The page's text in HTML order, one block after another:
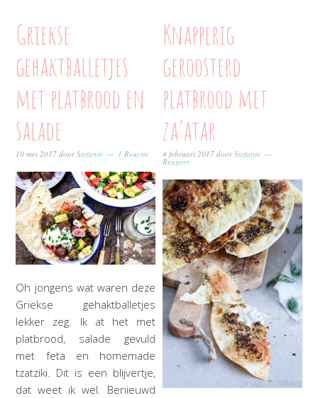
Griekse
gehaktballetjes
met platbrood en
salade
10 mei 2017 doorStefanie 1 Reactie
Oh jongens wat waren deze
Griekse gehaktballetjes
lekker zeg. Ik at het met
platbrood, salade gevuld
met feta en homemade
tzatziki. Dit is een blijvertje,
dat weet ik wel. Benieuwd
Knapperig
geroosterd
platbrood met
za’atar
4 februari 2017 doorStefanie
Reageer